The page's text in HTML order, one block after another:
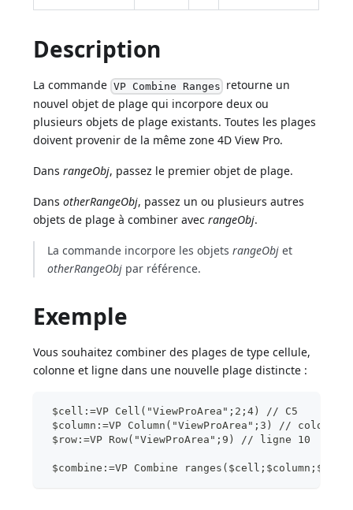
Description
La commande VP Combine Ranges retourne un
nouvel objet de plage qui incorpore deux ou
plusieurs objets de plage existants. Toutes les plages
doivent provenir de la même zone 4D View Pro.
DansrangeObj, passez le premier objet de plage.
DansotherRangeObj, passez un ou plusieurs autres
objets de plage à combiner avecrangeObj.
La commande incorpore les objetsrangeObj et
otherRangeObj par référence.
Exemple
Vous souhaitez combiner des plages de type cellule,
colonne et ligne dans une nouvelle plage distincte :
$cell:=VP Cell("ViewProArea";2;4) // C5
$column:=VP Column("ViewProArea";3) // colonne
$row:=VP Row("ViewProArea";9) // ligne 10
$combine:=VP Combine ranges($cell;$column;$row)